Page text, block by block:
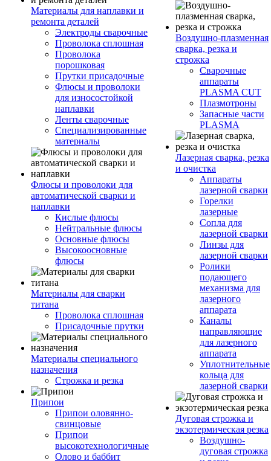
Материалы для наплавки и
ремонта деталей
Электроды сварочные
Проволока сплошная
Проволока
порошковая
Прутки присадочные
Флюсы и проволоки
для износостойкой
наплавки
Ленты сварочные
Специализированные
материалы
Флюсы и проволоки для
автоматической сварки и
наплавки
Кислые флюсы
Нейтральные флюсы
Основные флюсы
Высокоосновные
флюсы
Материалы для сварки
титана
Проволока сплошная
Присадочные прутки
Материалы специального
назначения
Строжка и резка
Припои
Припои оловянно-
свинцовые
Припои
высокотехнологичные
Олово и баббит
Воздушно-плазменная
сварка, резка и
строжка
Сварочные
аппараты
PLASMA CUT
Плазмотроны
Запасные части
PLASMA
Лазерная сварка, резка
и очистка
Аппараты
лазерной сварки
Горелки
лазерные
Сопла для
лазерной сварки
Линзы для
лазерной сварки
Ролики
подающего
механизма для
лазерного
аппарата
Каналы
направляющие
для лазерного
аппарата
Уплотнительные
кольца для
лазерной сварки
Дуговая строжка и
экзотермическая резка
Воздушно-
дуговая строжка